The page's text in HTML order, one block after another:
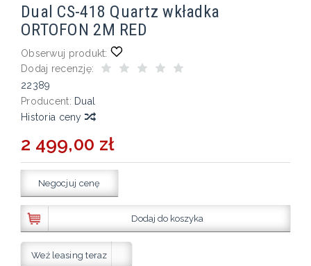
Dual CS-418 Quartz wkładka
ORTOFON 2M RED
Obserwuj produkt:
Dodaj recenzję:
22389
Producent: Dual
Historia ceny
2 499,00 zł
Negocjuj cenę
Dodaj do koszyka
Weź leasing teraz